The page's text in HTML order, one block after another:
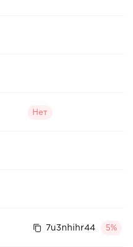
Нет
7u3nhihr44 5%